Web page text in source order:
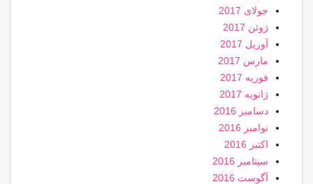
جولای 2017
ژوئن 2017
آوریل 2017
مارس 2017
فوریه 2017
ژانویه 2017
دسامبر 2016
نوامبر 2016
اکتبر 2016
سپتامبر 2016
آگوست 2016